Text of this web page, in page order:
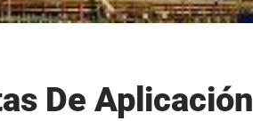
De Aplicación